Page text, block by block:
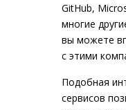
GitHub,
многие
вы можете
с этими
Подобная
сервисов